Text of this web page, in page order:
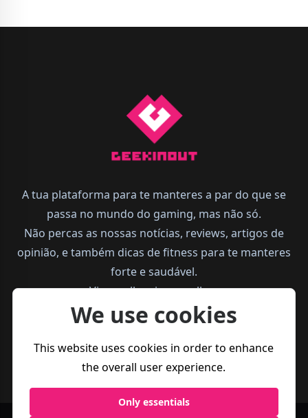
A tua plataforma para te manteres a par do que se
passa no mundo do gaming, mas não só.
Não percas as nossas notícias, reviews, artigos de
opinião, e também dicas de fitness para te manteres
forte e saudável.
Vive melhor, joga melhor.
We use cookies
This website uses cookies in order to enhance
the overall user experience.
Only essentials